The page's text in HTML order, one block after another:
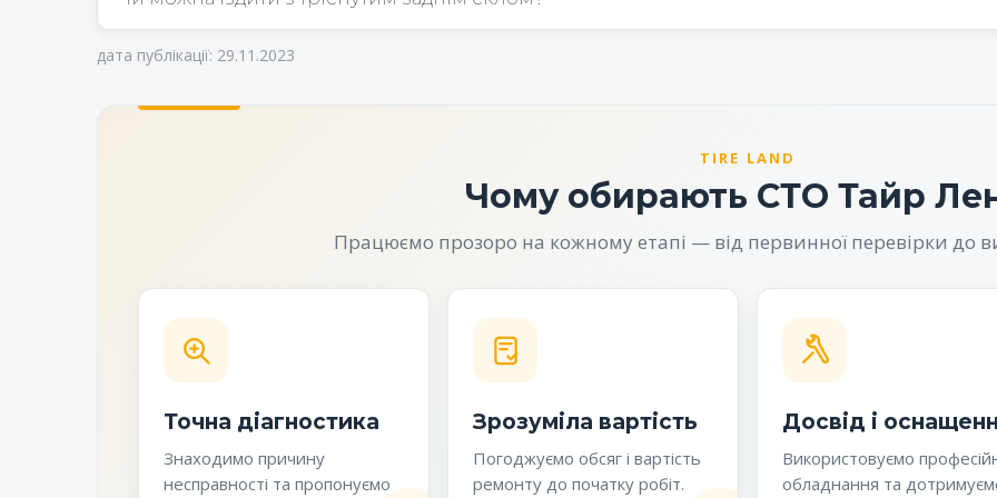
дата публікації: 29.11.2023
TIRE LAND
Чому обирають СТО Тайр
Працюємо прозоро на кожному етапі — від первинної перевірки до
Точна діагностика
Знаходимо причину
несправності та пропонуємо
Зрозуміла вартість
Погоджуємо обсяг і вартість
ремонту до початку робіт.
Досвід і
Використовуємо
обладнання та